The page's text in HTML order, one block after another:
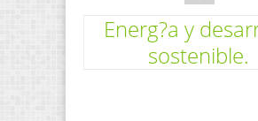
Energ?a y
sostenible.